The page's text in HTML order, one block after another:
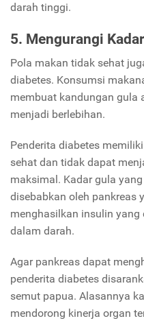
darah tinggi.
5. Mengurangi
Pola makan tidak sehat
diabetes. Konsumsi
membuat kandungan gula
menjadi berlebihan.
Penderita diabetes
sehat dan tidak dapat
maksimal. Kadar gula
disebabkan oleh pankreas
menghasilkan insulin
dalam darah.
Agar pankreas dapat
penderita diabetes
semut papua. Alasannya
mendorong kinerja organ